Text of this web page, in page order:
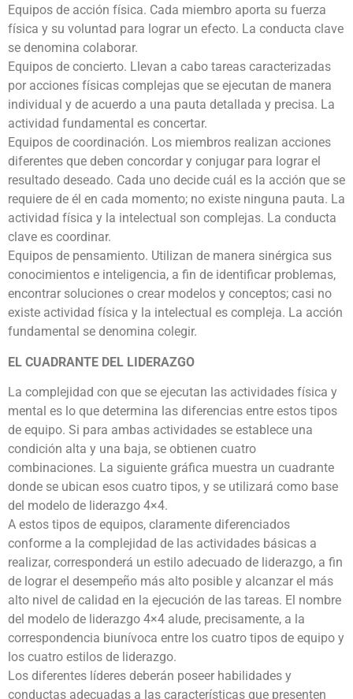
Equipos de acción física. Cada miembro aporta su fuerza
física y su voluntad para lograr un efecto. La conducta clave
se denomina colaborar.
Equipos de concierto. Llevan a cabo tareas caracterizadas
por acciones físicas complejas que se ejecutan de manera
individual y de acuerdo a una pauta detallada y precisa. La
actividad fundamental es concertar.
Equipos de coordinación. Los miembros realizan acciones
diferentes que deben concordar y conjugar para lograr el
resultado deseado. Cada uno decide cuál es la acción que se
requiere de él en cada momento; no existe ninguna pauta. La
actividad física y la intelectual son complejas. La conducta
clave es coordinar.
Equipos de pensamiento. Utilizan de manera sinérgica sus
conocimientos e inteligencia, a fin de identificar problemas,
encontrar soluciones o crear modelos y conceptos; casi no
existe actividad física y la intelectual es compleja. La acción
fundamental se denomina colegir.
EL CUADRANTE DEL LIDERAZGO
La complejidad con que se ejecutan las actividades física y
mental es lo que determina las diferencias entre estos tipos
de equipo. Si para ambas actividades se establece una
condición alta y una baja, se obtienen cuatro
combinaciones. La siguiente gráfica muestra un cuadrante
donde se ubican esos cuatro tipos, y se utilizará como base
del modelo de liderazgo 4×4.
A estos tipos de equipos, claramente diferenciados
conforme a la complejidad de las actividades básicas a
realizar, corresponderá un estilo adecuado de liderazgo, a fin
de lograr el desempeño más alto posible y alcanzar el más
alto nivel de calidad en la ejecución de las tareas. El nombre
del modelo de liderazgo 4×4 alude, precisamente, a la
correspondencia biunívoca entre los cuatro tipos de equipo y
los cuatro estilos de liderazgo.
Los diferentes líderes deberán poseer habilidades y
conductas adecuadas a las características que presenten